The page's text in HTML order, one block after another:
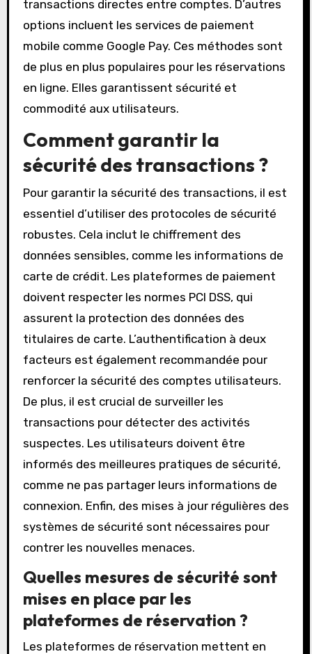
transactions directes entre comptes. D’autres
options incluent les services de paiement
mobile comme Google Pay. Ces méthodes sont
de plus en plus populaires pour les réservations
en ligne. Elles garantissent sécurité et
commodité aux utilisateurs.
Comment garantir la
sécurité des transactions ?
Pour garantir la sécurité des transactions, il est
essentiel d’utiliser des protocoles de sécurité
robustes. Cela inclut le chiffrement des
données sensibles, comme les informations de
carte de crédit. Les plateformes de paiement
doivent respecter les normes PCI DSS, qui
assurent la protection des données des
titulaires de carte. L’authentification à deux
facteurs est également recommandée pour
renforcer la sécurité des comptes utilisateurs.
De plus, il est crucial de surveiller les
transactions pour détecter des activités
suspectes. Les utilisateurs doivent être
informés des meilleures pratiques de sécurité,
comme ne pas partager leurs informations de
connexion. Enfin, des mises à jour régulières des
systèmes de sécurité sont nécessaires pour
contrer les nouvelles menaces.
Quelles mesures de sécurité sont
mises en place par les
plateformes de réservation ?
Les plateformes de réservation mettent en